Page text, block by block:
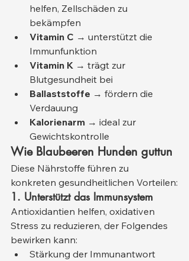
helfen, Zellschäden zu
bekämpfen
Vitamin C → unterstützt die
Immunfunktion
Vitamin K → trägt zur
Blutgesundheit bei
Ballaststoffe → fördern die
Verdauung
Kalorienarm → ideal zur
Gewichtskontrolle
Wie Blaubeeren Hunden guttun
Diese Nährstoffe führen zu
konkreten gesundheitlichen Vorteilen:
1. Unterstützt das Immunsystem
Antioxidantien helfen, oxidativen
Stress zu reduzieren, der Folgendes
bewirken kann:
Stärkung der Immunantwort